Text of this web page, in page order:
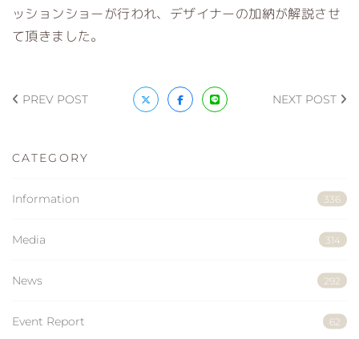
ッションショーが行われ、デザイナーの加納が解説させ
て頂きました。
PREV POST NEXT POST
CATEGORY
Information 336
Media 314
News 292
Event Report 62